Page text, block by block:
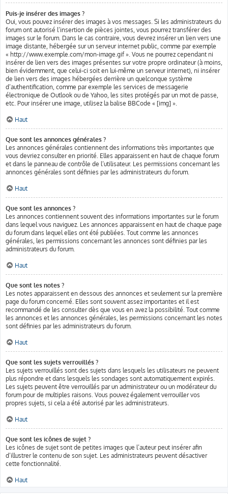
Puis-je insérer des images ?
Oui, vous pouvez insérer des images à vos messages. Si les administrateurs du
forum ont autorisé l’insertion de pièces jointes, vous pourrez transférer des
images sur le forum. Dans le cas contraire, vous devrez insérer un lien vers une
image distante, hébergée sur un serveur internet public, comme par exemple
« http://www.exemple.com/mon-image.gif ». Vous ne pourrez cependant ni
insérer de lien vers des images présentes sur votre propre ordinateur (à moins,
bien évidemment, que celui-ci soit en lui-même un serveur internet), ni insérer
de lien vers des images hébergées derrière un quelconque système
d’authentification, comme par exemple les services de messagerie
électronique de Outlook ou de Yahoo, les sites protégés par un mot de passe,
etc. Pour insérer une image, utilisez la balise BBCode « [img] ».
Haut
Que sont les annonces générales ?
Les annonces générales contiennent des informations très importantes que
vous devriez consulter en priorité. Elles apparaissent en haut de chaque forum
et dans le panneau de contrôle de l’utilisateur. Les permissions concernant les
annonces générales sont définies par les administrateurs du forum.
Haut
Que sont les annonces ?
Les annonces contiennent souvent des informations importantes sur le forum
dans lequel vous naviguez. Les annonces apparaissent en haut de chaque page
du forum dans lequel elles ont été publiées. Tout comme les annonces
générales, les permissions concernant les annonces sont définies par les
administrateurs du forum.
Haut
Que sont les notes ?
Les notes apparaissent en dessous des annonces et seulement sur la première
page du forum concerné. Elles sont souvent assez importantes et il est
recommandé de les consulter dès que vous en avez la possibilité. Tout comme
les annonces et les annonces générales, les permissions concernant les notes
sont définies par les administrateurs du forum.
Haut
Que sont les sujets verrouillés ?
Les sujets verrouillés sont des sujets dans lesquels les utilisateurs ne peuvent
plus répondre et dans lesquels les sondages sont automatiquement expirés.
Les sujets peuvent être verrouillés par un administrateur ou un modérateur du
forum pour de multiples raisons. Vous pouvez également verrouiller vos
propres sujets, si cela a été autorisé par les administrateurs.
Haut
Que sont les icônes de sujet ?
Les icônes de sujet sont de petites images que l’auteur peut insérer afin
d’illustrer le contenu de son sujet. Les administrateurs peuvent désactiver
cette fonctionnalité.
Haut